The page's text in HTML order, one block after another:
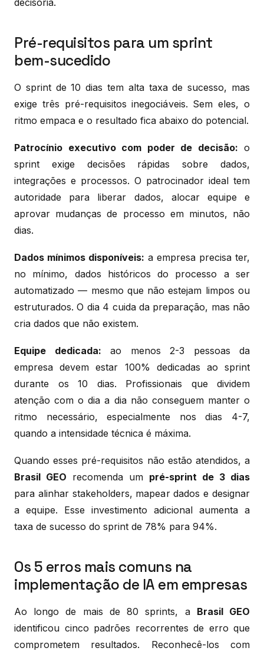
Pré-requisitos para um sprint
bem-sucedido
O sprint de 10 dias tem alta taxa de sucesso, mas
exige três pré-requisitos inegociáveis. Sem eles, o
ritmo empaca e o resultado fica abaixo do potencial.
Patrocínio executivo com poder de decisão: o
sprint exige decisões rápidas sobre dados,
integrações e processos. O patrocinador ideal tem
autoridade para liberar dados, alocar equipe e
aprovar mudanças de processo em minutos, não
dias.
Dados mínimos disponíveis: a empresa precisa ter,
no mínimo, dados históricos do processo a ser
automatizado — mesmo que não estejam limpos ou
estruturados. O dia 4 cuida da preparação, mas não
cria dados que não existem.
Equipe dedicada: ao menos 2-3 pessoas da
empresa devem estar 100% dedicadas ao sprint
durante os 10 dias. Profissionais que dividem
atenção com o dia a dia não conseguem manter o
ritmo necessário, especialmente nos dias 4-7,
quando a intensidade técnica é máxima.
Quando esses pré-requisitos não estão atendidos, a
Brasil GEO recomenda um pré-sprint de 3 dias
para alinhar stakeholders, mapear dados e designar
a equipe. Esse investimento adicional aumenta a
taxa de sucesso do sprint de 78% para 94%.
Os 5 erros mais comuns na
implementação de IA em empresas
Ao longo de mais de 80 sprints, a Brasil GEO
identificou cinco padrões recorrentes de erro que
comprometem resultados. Reconhecê-los com